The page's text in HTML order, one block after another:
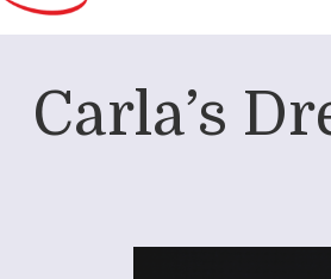
Carla’s